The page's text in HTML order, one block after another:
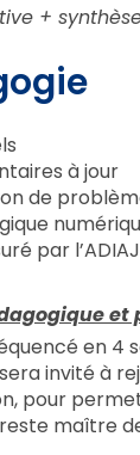
+
à jour
de
par
en 4
invité à
pour
maître